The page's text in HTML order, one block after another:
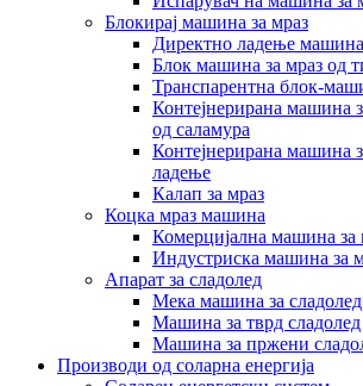
Блокирај машина за мраз
Директно ладење машина
Блок машина за мраз од
Транспарентна блок-
Контејнерирана машина
од саламура
Контејнерирана машина
ладење
Калап за мраз
Коцка мраз машина
Комерцијална машина за
Индустриска машина за
Апарат за сладолед
Мека машина за сладолед
Машина за тврд сладолед
Машина за пржени
Производи од соларна енергија